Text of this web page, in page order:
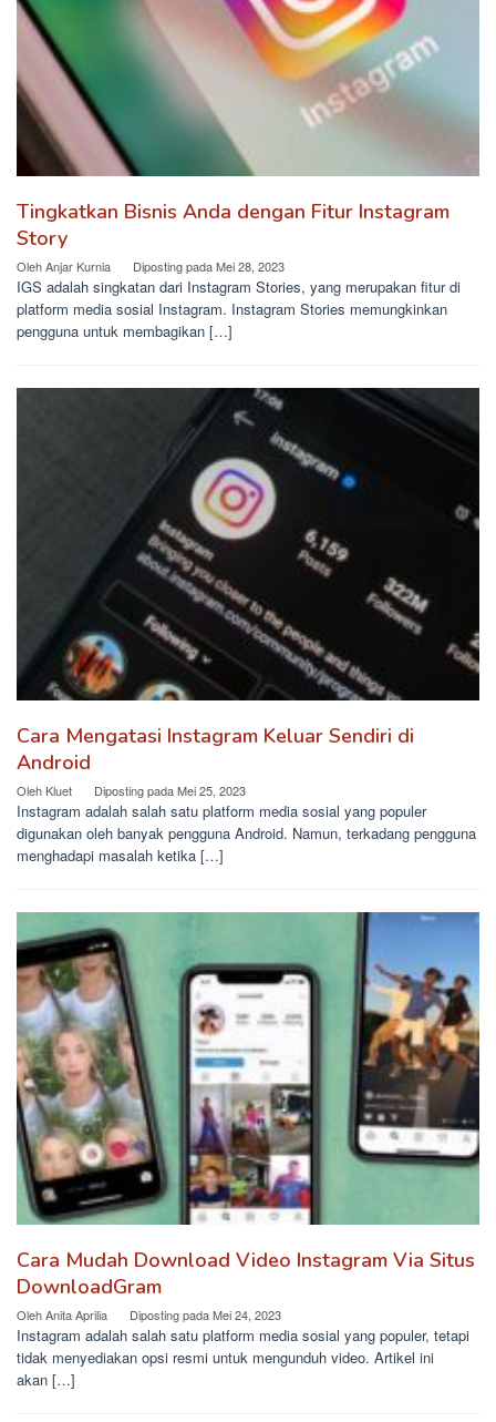
Tingkatkan Bisnis Anda dengan Fitur Instagram
Story
OlehAnjar Kurnia Diposting padaMei 28, 2023
IGS adalah singkatan dari Instagram Stories, yang merupakan fitur di
platform media sosial Instagram. Instagram Stories memungkinkan
pengguna untuk membagikan […]
Cara Mengatasi Instagram Keluar Sendiri di
Android
Oleh Kluet Diposting padaMei 25, 2023
Instagram adalah salah satu platform media sosial yang populer
digunakan oleh banyak pengguna Android. Namun, terkadang pengguna
menghadapi masalah ketika […]
Cara Mudah Download Video Instagram Via Situs
DownloadGram
OlehAnita Aprilia Diposting padaMei 24, 2023
Instagram adalah salah satu platform media sosial yang populer, tetapi
tidak menyediakan opsi resmi untuk mengunduh video. Artikel ini
akan […]